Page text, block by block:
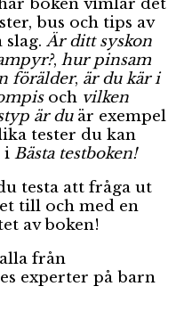
boken vimlar det
bus och tips av
slag. Är ditt syskon
, hur pinsam
förälder, är du kär i
och vilken
är duär exempel
tester du kan
i Bästa testboken!
testa att fråga ut
till och med en
av boken!
från
experter på barn